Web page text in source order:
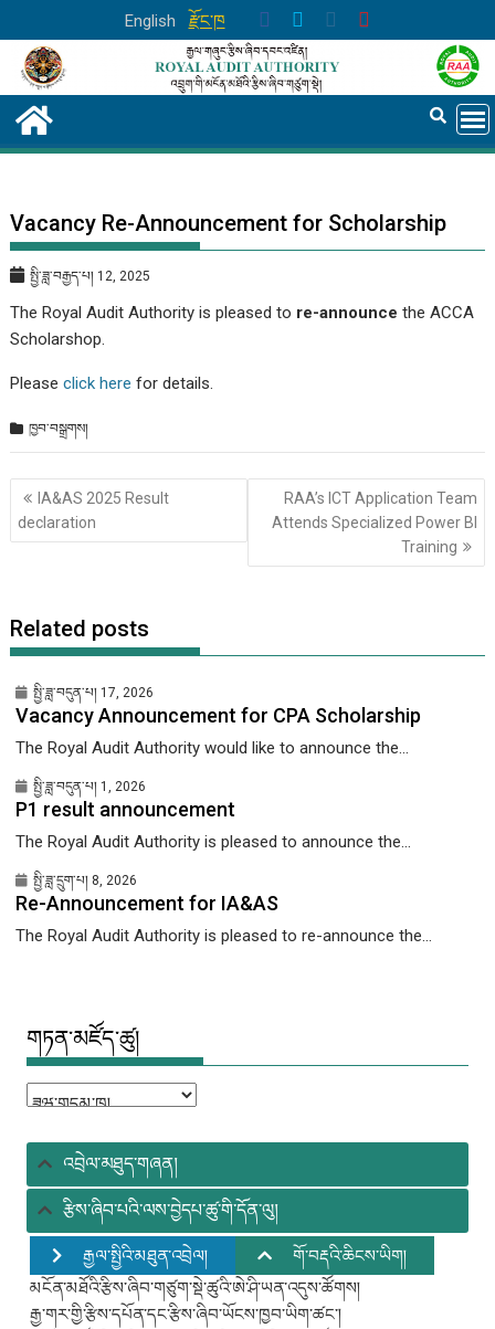
to
content
English རྫོང་ཁ
Vacancy Re-Announcement for Scholarship
སྤྱི་ཟླ་བརྒྱད་པ། 12, 2025
The Royal Audit Authority is pleased to re-announce the ACCA
Scholarshop.
Pleaseclick here for details.
ཁྱབ་བསྒྲགས།
Post
གི་
འགྲུལ་
IA&AS 2025 Result
declaration
RAA’s ICT Application Team
Attends Specialized Power BI
Training
Related posts
སྤྱི་ཟླ་བདུན་པ། 17, 2026
Vacancy Announcement for CPA Scholarship
The Royal Audit Authority would like to announce the...
སྤྱི་ཟླ་བདུན་པ། 1, 2026
P1 result announcement
The Royal Audit Authority is pleased to announce the...
སྤྱི་ཟླ་དྲུག་པ། 8, 2026
Re-Announcement for IA&AS
The Royal Audit Authority is pleased to re-announce the...
གཏན་མཛོད་ཚུ།
གཏན་
ཚུ།
འབྲེལ་མཐུད་གཞན།
རྩིས་ཞིབ་པའི་ལས་བྱེདཔ་ཚུ་གི་དོན་ལུ།
རྒྱལ་སྤྱིའི་མཐུན་འབྲེལ།
གོ་བརྡའི་ཆིངས་ཡིག།
མངོན་མཐོའི་རྩིས་ཞིབ་གཙུག་སྡེ་ཚུའི་ཨེ་ཤི་ཡན་འདུས་ཚོགས།
རྒྱ་གར་གྱི་རྩིས་དཔོན་དང་རྩིས་ཞིབ་ཡོངས་ཁྱབ་ཡིག་ཚང་།